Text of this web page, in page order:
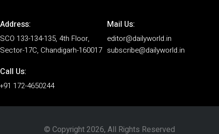
Address:
SCO 133-134-135, 4th Floor,
Sector-17C, Chandigarh-160017
Mail Us:
editor@dailyworld.in
subscribe@dailyworld.in
Call Us:
+91 172-4650244
© Copyright 2026, All Rights Reserved